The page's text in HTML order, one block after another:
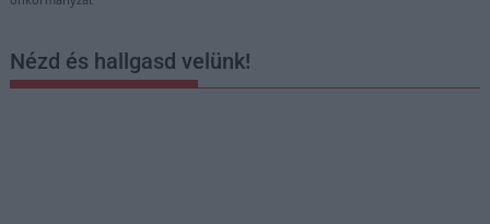
Nézd és hallgasd velünk!